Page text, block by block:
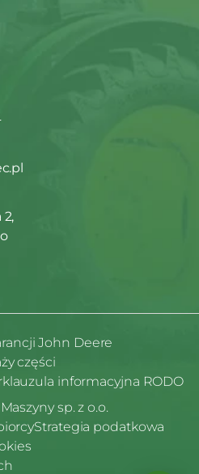
John Deere
części
klauzula informacyjna RODO
sp. z o.o.
Strategia podatkowa